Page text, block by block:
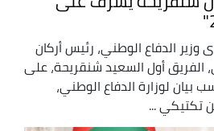
الدفاع الوطني، رئيس أركان
أول السعيد شنقريحة، على
2026". بحسب بيان لوزارة الدفاع الوطني،
تكتيكي ...